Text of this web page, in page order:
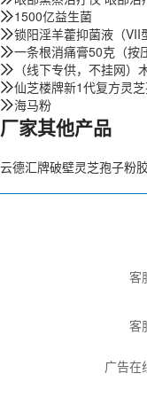
1500亿益生菌
锁阳淫羊藿抑菌液（VII
一条根消痛膏50克（按
（线下专供，不挂网
仙芝楼牌新1代复方灵
海马粉
厂家其他产品
云德汇牌破壁灵芝孢子粉
客
客
广告在